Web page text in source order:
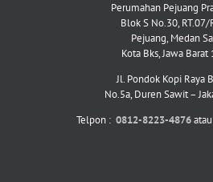
Perumahan Pejuang
Blok S No.30, RT.07/
Pejuang, Medan
Kota Bks, Jawa Barat
Jl. Pondok Kopi Raya
No.5a, Duren Sawit –
Telpon : 0812-8223-4876atau